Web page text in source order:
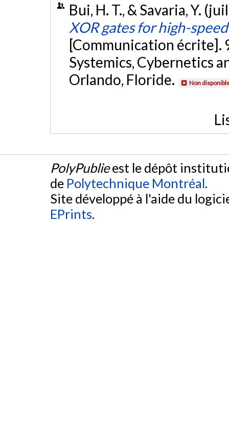
Bui, H. T., & Savaria, Y.
XOR gates for high-
[Communication
Systemics, Cybernetics
Orlando, Floride.
Non
PolyPublieest le dépôt
de Polytechnique Montréal.
Site développé à l'aide du
EPrints.